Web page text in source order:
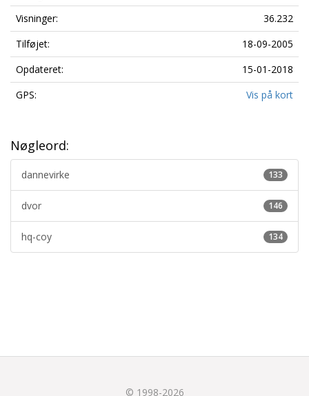
Visninger:
36.232
Tilføjet:
18-09-2005
Opdateret:
15-01-2018
GPS:
Vis på kort
Nøgleord:
133
dannevirke
146
dvor
134
hq-coy
© 1998-2026